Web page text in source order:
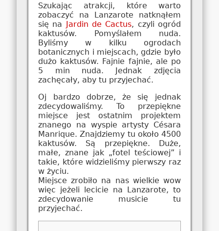
Szukając atrakcji, które warto
zobaczyć na Lanzarote natknąłem
się na Jardin de Cactus, czyli ogród
kaktusów. Pomyślałem nuda.
Byliśmy w kilku ogrodach
botanicznych i miejscach, gdzie było
dużo kaktusów. Fajnie fajnie, ale po
5 min nuda. Jednak zdjęcia
zachęcały, aby tu przyjechać.
Oj bardzo dobrze, że się jednak
zdecydowaliśmy. To przepiękne
miejsce jest ostatnim projektem
znanego na wyspie artysty Césara
Manrique. Znajdziemy tu około 4500
kaktusów. Są przepiękne. Duże,
małe, znane jak „fotel teściowej” i
takie, które widzieliśmy pierwszy raz
w życiu.
Miejsce zrobiło na nas wielkie wow
więc jeżeli lecicie na Lanzarote, to
zdecydowanie musicie tu
przyjechać.